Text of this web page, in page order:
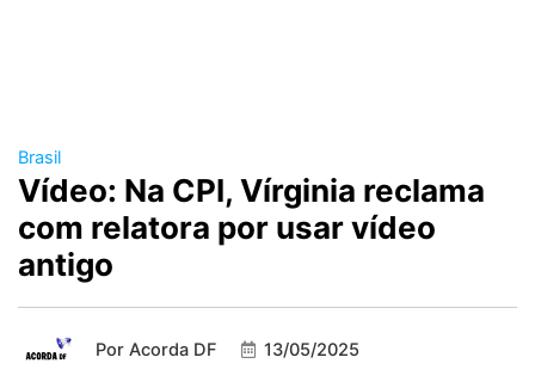
Brasil
Vídeo: Na CPI, Vírginia reclama
com relatora por usar vídeo
antigo
Por Acorda DF 13/05/2025